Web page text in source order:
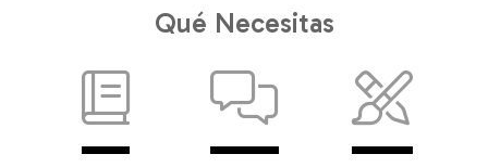
Qué Necesitas